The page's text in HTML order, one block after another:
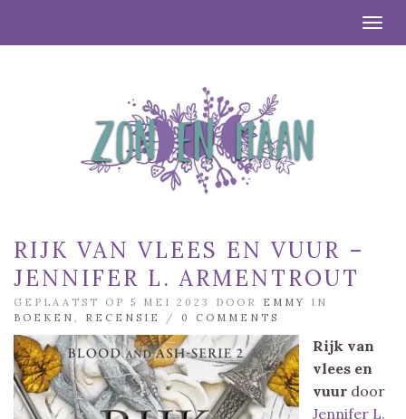
RIJK VAN VLEES EN VUUR –
JENNIFER L. ARMENTROUT
GEPLAATST OP 5 MEI 2023 DOOR EMMY
IN
BOEKEN
RECENSIE / 0 COMMENTS
Rijk van
vlees en
vuur door
Jennifer L.